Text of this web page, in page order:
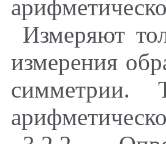
Измеряют
измерения
симметрии.